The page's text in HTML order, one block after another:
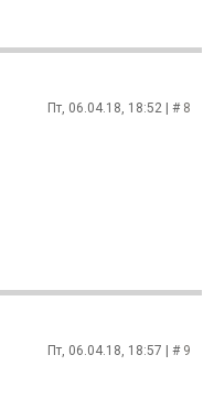
Пт, 06.04.18, 18:52 | # 8
Пт, 06.04.18, 18:57 | # 9